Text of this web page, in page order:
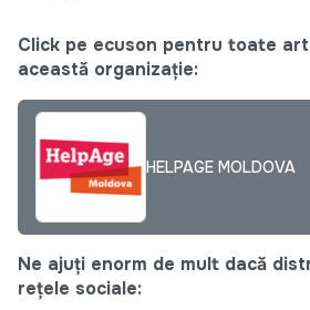
Click pe ecuson pentru toate
această organizație:
HELPAGE MOLDOVA
Ne ajuți enorm de mult dacă
rețele sociale: